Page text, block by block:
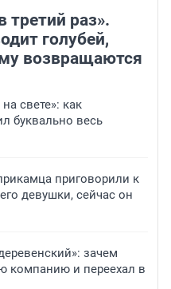
третий раз».
голубей,
возвращаются
свете»: как
буквально весь
приговорили к
девушки, сейчас он
зачем
компанию и переехал в